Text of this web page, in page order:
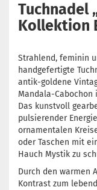
Tuchnadel
Kollektion
Strahlend, feminin
handgefertigte
antik-goldene
Mandala-
Das kunstvoll
pulsierender
ornamentalen
oder Taschen mit
Hauch Mystik zu
Durch den warmen
Kontrast zum